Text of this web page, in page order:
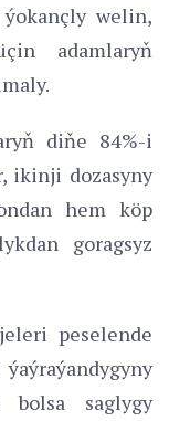
welin,
adamlaryň
diňe 84%-i
ikinji dozasyny
hem köp
goragsyz
peselende
bolsa saglygy